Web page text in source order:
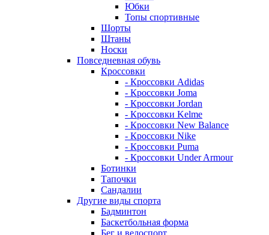
Юбки
Топы спортивные
Шорты
Штаны
Носки
Повседневная обувь
Кроссовки
- Кроссовки Adidas
- Кроссовки Joma
- Кроссовки Jordan
- Кроссовки Kelme
- Кроссовки New Balance
- Кроссовки Nike
- Кроссовки Puma
- Кроссовки Under Armour
Ботинки
Тапочки
Сандалии
Другие виды спорта
Бадминтон
Баскетбольная форма
Бег и велоспорт